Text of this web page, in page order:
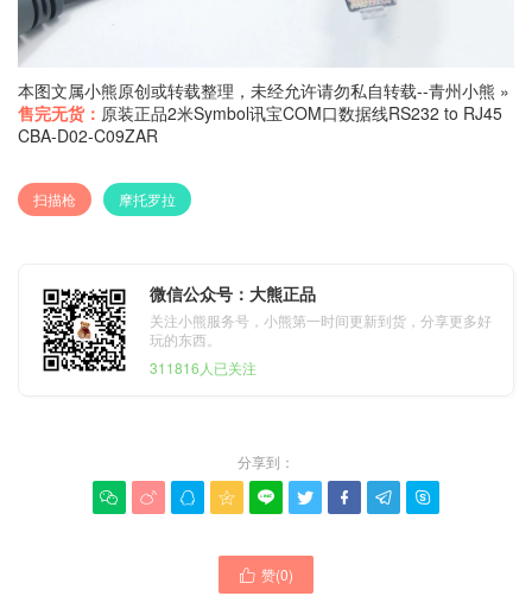
本图文属小熊原创或转载整理，未经允许请勿私自转载--青州小熊 »
售完无货： 原装正品2米Symbol讯宝COM口数据线RS232 to RJ45
CBA-D02-C09ZAR
扫描枪 摩托罗拉
微信公众号：大熊正品
关注小熊服务号，小熊第一时间更新到货，分享更多好
玩的东西。
311816人已关注
分享到：
        
 赞(0)